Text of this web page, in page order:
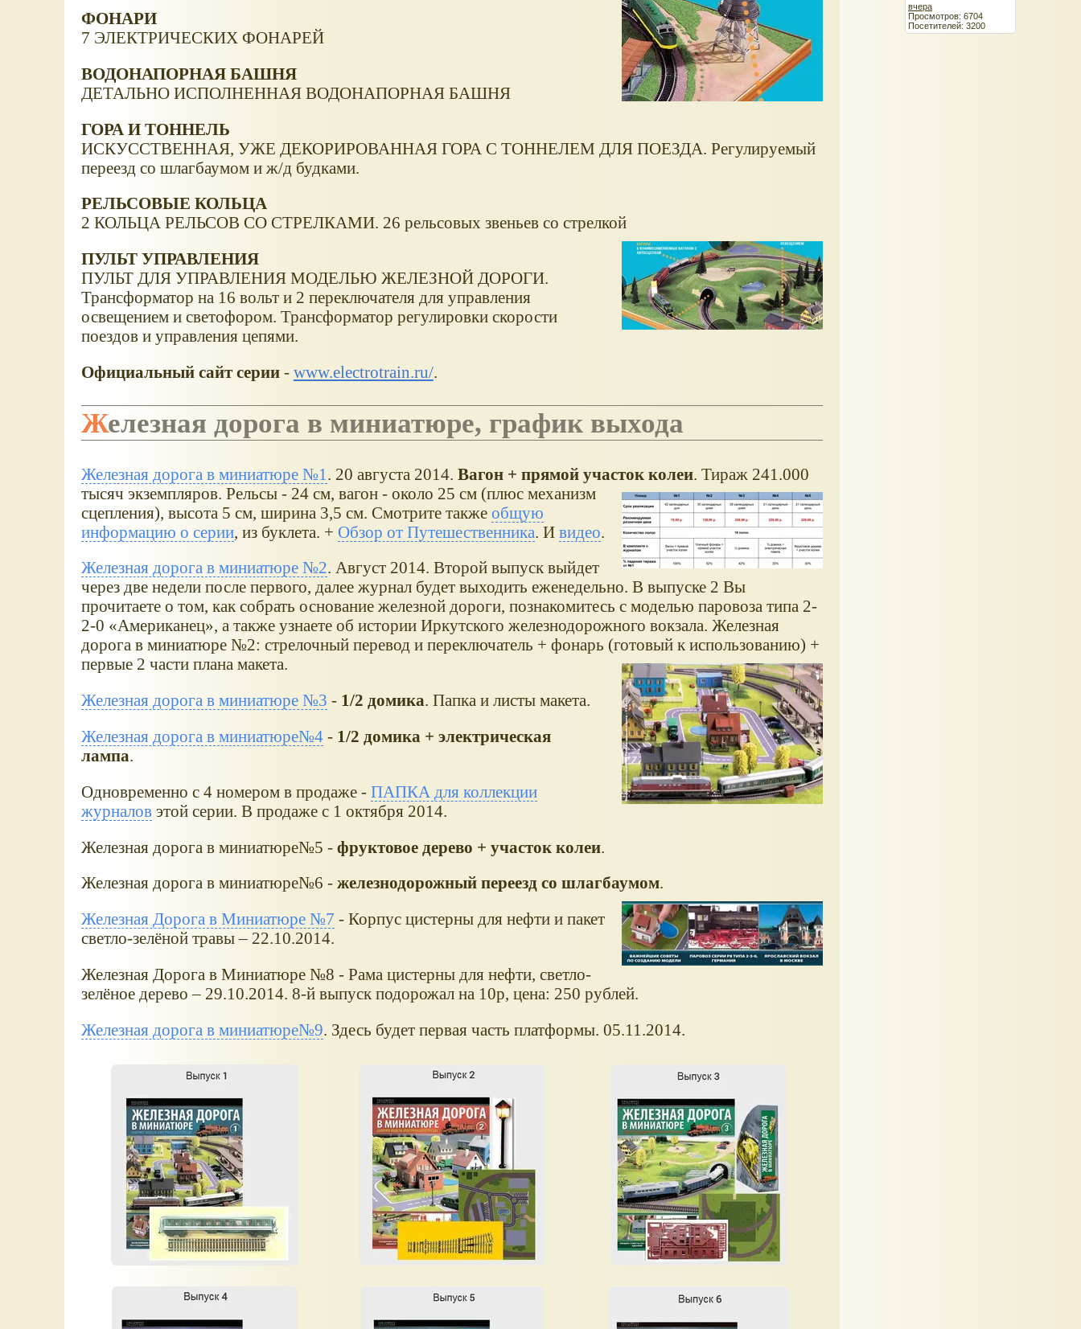
ФОНАРИ
7 ЭЛЕКТРИЧЕСКИХ ФОНАРЕЙ
ВОДОНАПОРНАЯ БАШНЯ
ДЕТАЛЬНО ИСПОЛНЕННАЯ ВОДОНАПОРНАЯ БАШНЯ
ГОРА И ТОННЕЛЬ
ИСКУССТВЕННАЯ, УЖЕ ДЕКОРИРОВАННАЯ ГОРА С ТОННЕЛЕМ ДЛЯ ПОЕЗДА. Регулируемый
переезд со шлагбаумом и ж/д будками.
РЕЛЬСОВЫЕ КОЛЬЦА
2 КОЛЬЦА РЕЛЬСОВ СО СТРЕЛКАМИ. 26 рельсовых звеньев со стрелкой
ПУЛЬТ УПРАВЛЕНИЯ
ПУЛЬТ ДЛЯ УПРАВЛЕНИЯ МОДЕЛЬЮ ЖЕЛЕЗНОЙ ДОРОГИ.
Трансформатор на 16 вольт и 2 переключателя для управления
освещением и светофором. Трансформатор регулировки скорости
поездов и управления цепями.
Официальный сайт серии- www.electrotrain.ru/.
Железная дорога в миниатюре, график выхода
Железная дорога в миниатюре №1 . 20 августа 2014. Вагон + прямой участок колеи. Тираж 241.000
тысяч экземпляров. Рельсы - 24 см, вагон - около 25 см (плюс механизм
сцепления), высота 5 см, ширина 3,5 см. Смотрите также общую
информацию о серии, из буклета. + Обзор от Путешественника . И видео
Железная дорога в миниатюре №2. Август 2014. Второй выпуск выйдет
через две недели после первого, далее журнал будет выходить еженедельно. В выпуске 2 Вы
прочитаете о том, как собрать основание железной дороги, познакомитесь с моделью паровоза типа 2-
2-0
Американец , а также узнаете об истории Иркутского железнодорожного вокзала. Железная
дорога в миниатюре №2: стрелочный перевод и переключатель + фонарь (готовый к использованию) +
первые 2 части плана макета.
Железная дорога в миниатюре №3 - 1/2 домика. Папка и листы макета.
Железная дорога в миниатюре№4- 1/2 домика + электрическая
лампа.
Одновременно с 4 номером в продаже - ПАПКА для коллекции
журналовэтой серии. В продаже с 1 октября 2014.
Железная дорога в миниатюре№5 - фруктовое дерево + участок колеи.
Железная дорога в миниатюре№6 - железнодорожный переезд со шлагбаумом.
Железная Дорога в Миниатюре №7 - Корпус цистерны для нефти и пакет
светло-зелёной травы – 22.10.2014.
Железная Дорога в Миниатюре №8 - Рама цистерны для нефти, светло-
зелёное дерево – 29.10.2014. 8-й выпуск подорожал на 10р, цена: 250 рублей.
Железная дорога в миниатюре№9. Здесь будет первая часть платформы. 05.11.2014.
вчера
Просмотров: 6704
Посетителей: 3200